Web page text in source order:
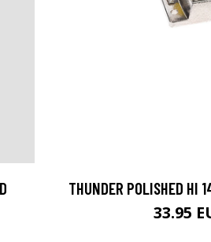
THUNDER POLISHED HI
33.95